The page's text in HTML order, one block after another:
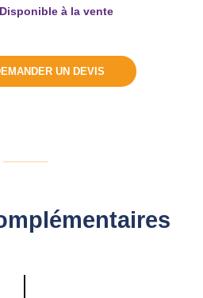
Disponible à la vente
UN DEVIS